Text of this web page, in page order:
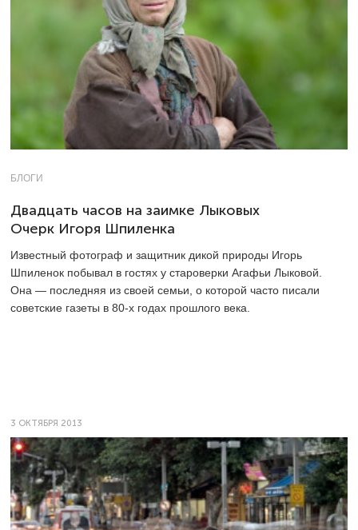
БЛОГИ
Двадцать часов на заимке Лыковых
Очерк Игоря Шпиленка
Известный фотограф и защитник дикой природы Игорь
Шпиленок побывал в гостях у староверки Агафьи Лыковой.
Она — последняя из своей семьи, о которой часто писали
советские газеты в 80-х годах прошлого века.
3 ОКТЯБРЯ 2013